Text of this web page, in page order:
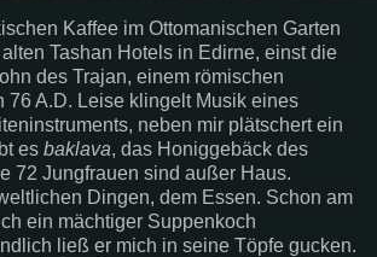
Kaffee im Ottomanischen Garten
Tashan Hotels in Edirne, einst die
des Trajan, einem römischen
76 A.D. Leise klingelt Musik eines
neben mir plätschert ein
es baklava, das Honiggebäck des
72 Jungfrauen sind außer Haus.
Dingen, dem Essen. Schon am
ein mächtiger Suppenkoch
ließ er mich in seine Töpfe gucken.